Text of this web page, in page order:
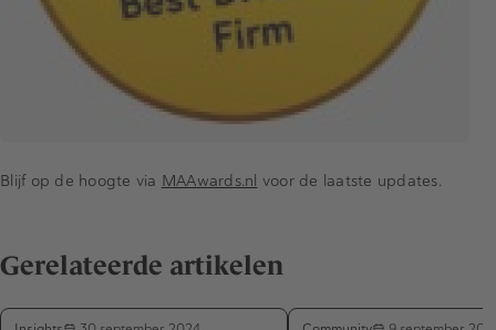
Blijf op de hoogte via MAAwards.nl voor de laatste updates.
Gerelateerde artikelen